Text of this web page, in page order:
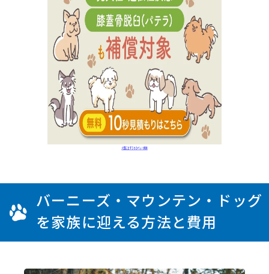
バーニーズ・マウンテン・ドッグ
を家族に迎える方法と費用